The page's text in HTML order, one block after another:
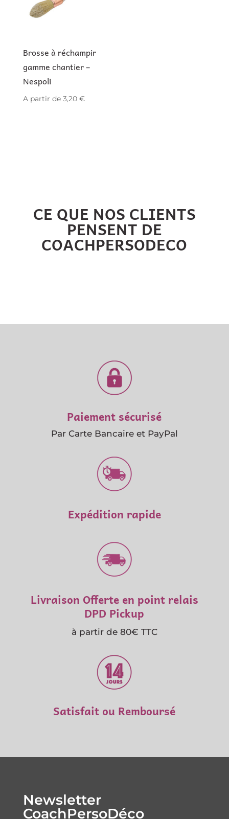
Brosse à réchampir
gamme chantier –
Nespoli
A partir de 3,20 €
CE QUE NOS CLIENTS
PENSENT DE
COACHPERSODECO
Paiement sécurisé
Par Carte Bancaire et PayPal
Expédition rapide
Livraison Offerte en point relais
DPD Pickup
à partir de 80€ TTC
Satisfait ou Remboursé
Newsletter
CoachPersoDéco